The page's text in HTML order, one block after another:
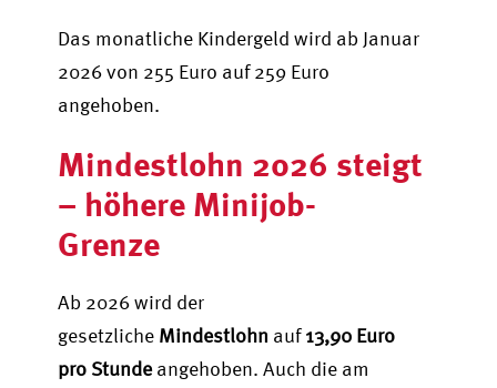
Das monatliche Kindergeld wird ab Januar
2026 von 255 Euro auf 259 Euro
angehoben.
Mindestlohn 2026 steigt
– höhere Minijob-
Grenze
Ab 2026 wird der
gesetzliche Mindestlohn auf13,90 Euro
pro Stundeangehoben. Auch die am